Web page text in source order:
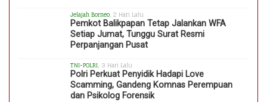
Jelajah Borneo , 2 Hari Lalu
Pemkot Balikpapan Tetap Jalankan WFA
Setiap Jumat, Tunggu Surat Resmi
Perpanjangan Pusat
TNI-POLRI , 3 Hari Lalu
Polri Perkuat Penyidik Hadapi Love
Scamming, Gandeng Komnas Perempuan
dan Psikolog Forensik